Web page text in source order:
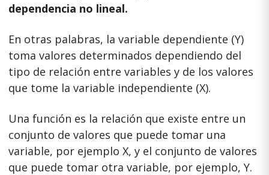
dependencia no lineal.
En otras palabras, la variable dependiente (Y)
toma valores determinados dependiendo del
tipo de relación entre variables y de los valores
que tome la variable independiente (X).
Una función es la relación que existe entre un
conjunto de valores que puede tomar una
variable, por ejemplo X, y el conjunto de valores
que puede tomar otra variable, por ejemplo, Y.